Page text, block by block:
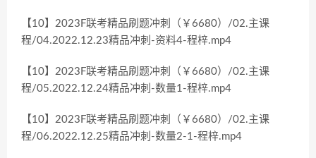
【10】2023F联考精品刷题冲刺（￥6680）/02.主课
程/04.2022.12.23精品冲刺-资料4-程梓.mp4
【10】2023F联考精品刷题冲刺（￥6680）/02.主课
程/05.2022.12.24精品冲刺-数量1-程梓.mp4
【10】2023F联考精品刷题冲刺（￥6680）/02.主课
程/06.2022.12.25精品冲刺-数量2-1-程梓.mp4